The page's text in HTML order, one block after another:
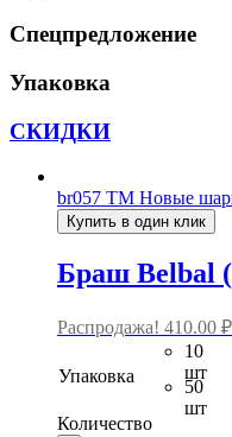
Спецпредложение
Упаковка
СКИДКИ
br057 ТМ Новые
Купить в один клик
Браш Belbal
Распродажа! 410.00 ₽
Упаковка
10
шт
50
шт
Количество